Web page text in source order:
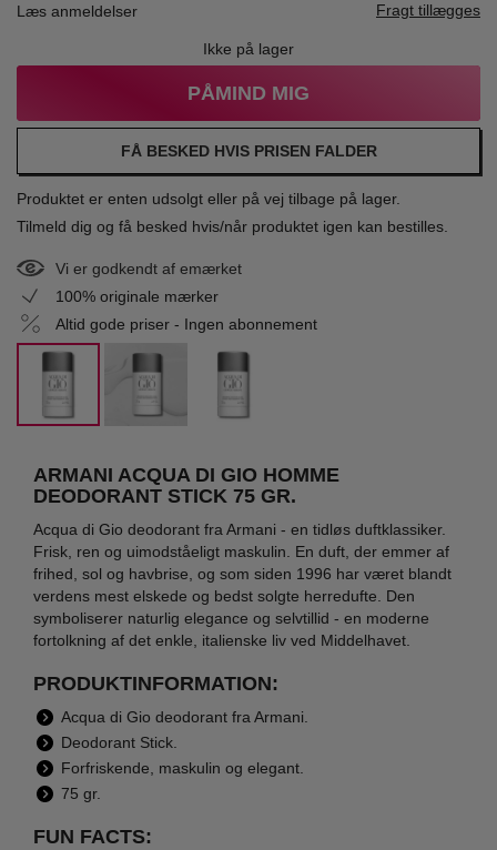
Læs anmeldelser
Fragt tillægges
Ikke på lager
PÅMIND MIG
FÅ BESKED HVIS PRISEN FALDER
Produktet er enten udsolgt eller på vej tilbage på lager.
Tilmeld dig og få besked hvis/når produktet igen kan bestilles.
Vi er godkendt af emærket
100% originale mærker
Altid gode priser - Ingen abonnement
ARMANI ACQUA DI GIO HOMME
DEODORANT STICK 75 GR.
Acqua di Gio deodorant fra Armani - en tidløs duftklassiker.
Frisk, ren og uimodståeligt maskulin. En duft, der emmer af
frihed, sol og havbrise, og som siden 1996 har været blandt
verdens mest elskede og bedst solgte herredufte. Den
symboliserer naturlig elegance og selvtillid - en moderne
fortolkning af det enkle, italienske liv ved Middelhavet.
PRODUKTINFORMATION:
Acqua di Gio deodorant fra Armani.
Deodorant Stick.
Forfriskende, maskulin og elegant.
75 gr.
FUN FACTS: